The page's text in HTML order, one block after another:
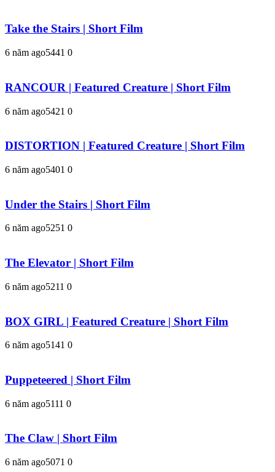
Take the Stairs | Short Film
6 năm ago5441 0
RANCOUR | Featured Creature | Short Film
6 năm ago5421 0
DISTORTION | Featured Creature | Short Film
6 năm ago5401 0
Under the Stairs | Short Film
6 năm ago5251 0
The Elevator | Short Film
6 năm ago5211 0
BOX GIRL | Featured Creature | Short Film
6 năm ago5141 0
Puppeteered | Short Film
6 năm ago5111 0
The Claw | Short Film
6 năm ago5071 0